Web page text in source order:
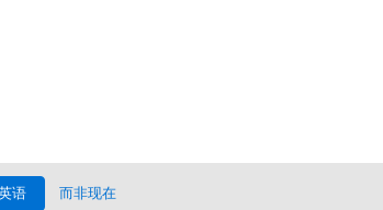
语 而非现在